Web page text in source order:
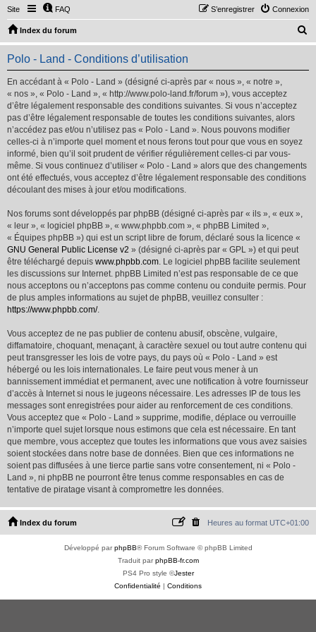
Site FAQ Connexion
S’enregistrer
Index du forum
e
Polo - Land - Conditions d’utilisation
En accédant à « Polo - Land » (désigné ci-après par « nous », « notre »,
« nos », « Polo - Land », « http://www.polo-land.fr/forum »), vous acceptez
d’être légalement responsable des conditions suivantes. Si vous n’acceptez
pas d’être légalement responsable de toutes les conditions suivantes, alors
n’accédez pas et/ou n’utilisez pas « Polo - Land ». Nous pouvons modifier
celles-ci à n’importe quel moment et nous ferons tout pour que vous en soyez
informé, bien qu’il soit prudent de vérifier régulièrement celles-ci par vous-
même. Si vous continuez d’utiliser « Polo - Land » alors que des changements
ont été effectués, vous acceptez d’être légalement responsable des conditions
découlant des mises à jour et/ou modifications.
Nos forums sont développés par phpBB (désigné ci-après par « ils », « eux »,
« leur », « logiciel phpBB », « www.phpbb.com », « phpBB Limited »,
« Équipes phpBB ») qui est un script libre de forum, déclaré sous la licence «
GNU General Public License v2 » (désigné ci-après par « GPL ») et qui peut
être téléchargé depuis www.phpbb.com. Le logiciel phpBB facilite seulement
les discussions sur Internet. phpBB Limited n’est pas responsable de ce que
nous acceptons ou n’acceptons pas comme contenu ou conduite permis. Pour
de plus amples informations au sujet de phpBB, veuillez consulter :
https://www.phpbb.com/.
Vous acceptez de ne pas publier de contenu abusif, obscène, vulgaire,
diffamatoire, choquant, menaçant, à caractère sexuel ou tout autre contenu qui
peut transgresser les lois de votre pays, du pays où « Polo - Land » est
hébergé ou les lois internationales. Le faire peut vous mener à un
bannissement immédiat et permanent, avec une notification à votre fournisseur
d’accès à Internet si nous le jugeons nécessaire. Les adresses IP de tous les
messages sont enregistrées pour aider au renforcement de ces conditions.
Vous acceptez que « Polo - Land » supprime, modifie, déplace ou verrouille
n’importe quel sujet lorsque nous estimons que cela est nécessaire. En tant
que membre, vous acceptez que toutes les informations que vous avez saisies
soient stockées dans notre base de données. Bien que ces informations ne
soient pas diffusées à une tierce partie sans votre consentement, ni « Polo -
Land », ni phpBB ne pourront être tenus comme responsables en cas de
tentative de piratage visant à compromettre les données.
Index du forum Heures au format UTC+01:00
Développé parphpBB® Forum Software © phpBB Limited
Traduit parphpBB-fr.com
PS4 Pro style ©Jester
Confidentialité | Conditions